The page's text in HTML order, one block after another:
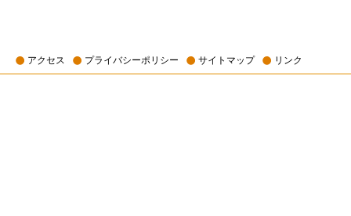
アクセス プライバシーポリシー サイトマップ リンク